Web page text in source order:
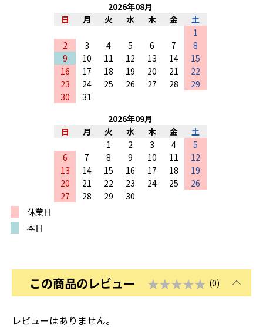
2026年08月
日
月 火 水 木 金
土
1
2
3 4 5 6 7
8
9
10 11 12 13 14
15
16
17 18 19 20 21
22
23
24 25 26 27 28
29
30
31
2026年09月
日
月 火 水 木 金
土
1
2 3 4
5
6
7 8 9 10 11
12
13
14 15 16 17 18
19
20
21 22 23 24 25
26
27
28 29
30
休業日
本日
この商品のレビュー ★★★★★ (0)
レビューはありません。